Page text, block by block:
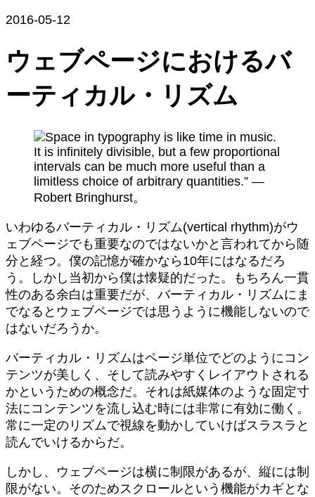
2016-05-12
ウェブページにおけるバ
ーティカル・リズム
いわゆるバーティカル・リズム(vertical rhythm)がウ
ェブページでも重要なのではないかと言われてから随
分と経つ。僕の記憶が確かなら10年にはなるだろ
う。しかし当初から僕は懐疑的だった。もちろん一貫
性のある余白は重要だが、バーティカル・リズムにま
でなるとウェブページでは思うように機能しないので
はないだろうか。
バーティカル・リズムはページ単位でどのようにコン
テンツが美しく、そして読みやすくレイアウトされる
かというための概念だ。それは紙媒体のような固定寸
法にコンテンツを流し込む時には非常に有効に働く。
常に一定のリズムで視線を動かしていけばスラスラと
読んでいけるからだ。
しかし、ウェブページは横に制限があるが、縦には制
限がない。そのためスクロールという機能がカギとな